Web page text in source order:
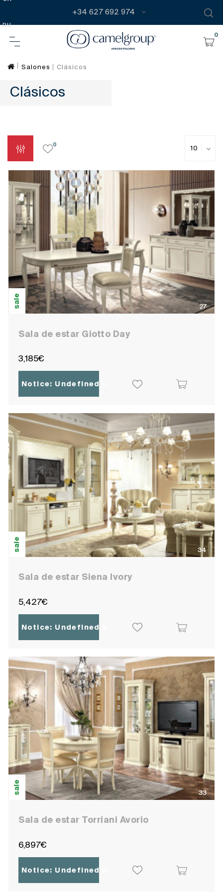
RU
+34 627 692 974
0
Salones Clásicos
Clásicos
0
10
sale 27
Sala de estar Giotto Day
3,185€
Notice: Undefined variable:
sale 34
Sala de estar Siena Ivory
5,427€
Notice: Undefined variable:
sale 33
Sala de estar Torriani Avorio
6,897€
Notice: Undefined variable: